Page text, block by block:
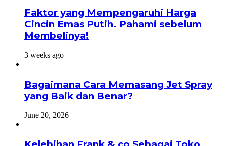
Faktor yang Mempengaruhi Harga
Cincin Emas Putih. Pahami sebelum
Membelinya!
3 weeks ago
Bagaimana Cara Memasang Jet Spray
yang Baik dan Benar?
June 20, 2026